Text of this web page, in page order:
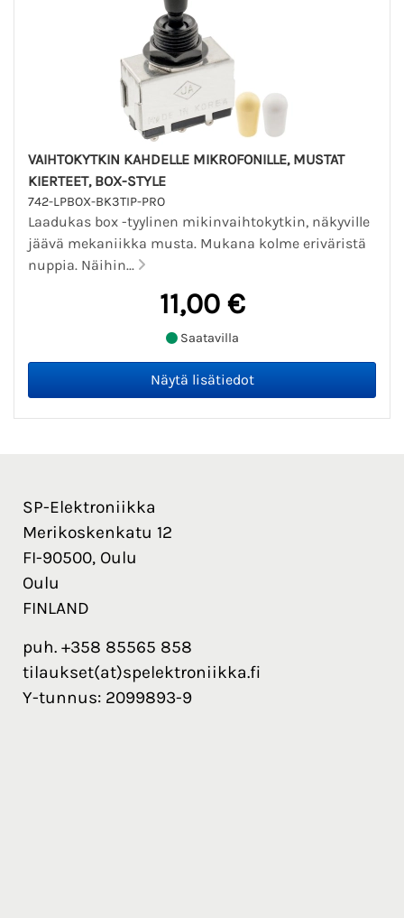
VAIHTOKYTKIN KAHDELLE MIKROFONILLE, MUSTAT
KIERTEET, BOX-STYLE
742-LPBOX-BK3TIP-PRO
Laadukas box -tyylinen mikinvaihtokytkin, näkyville
jäävä mekaniikka musta. Mukana kolme eriväristä
nuppia. Näihin...
11,00 €
Saatavilla
SP-Elektroniikka
Merikoskenkatu 12
FI-90500, Oulu
Oulu
FINLAND
puh. +358 85565 858
tilaukset(at)spelektroniikka.fi
Y-tunnus: 2099893-9